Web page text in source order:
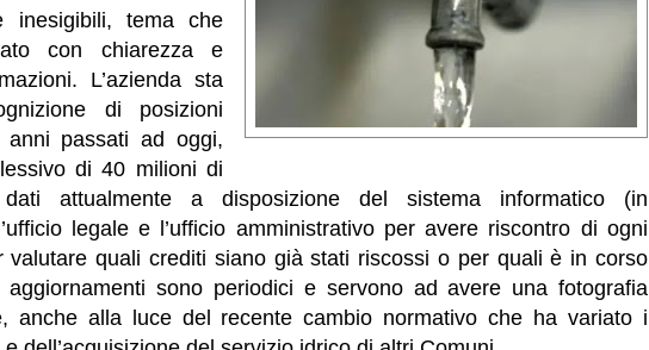
inesigibili, tema che
con chiarezza e
L’azienda sta
di posizioni
passati ad oggi,
di 40 milioni di
attualmente a disposizione del sistema informatico (in
legale e l’ufficio amministrativo per avere riscontro di ogni
valutare quali crediti siano già stati riscossi o per quali è in corso
aggiornamenti sono periodici e servono ad avere una fotografia
anche alla luce del recente cambio normativo che ha variato i